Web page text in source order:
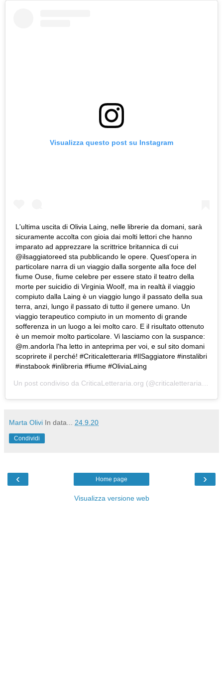
Visualizza questo post su Instagram
L'ultima uscita di Olivia Laing, nelle librerie da domani, sarà
sicuramente accolta con gioia dai molti lettori che hanno
imparato ad apprezzare la scrittrice britannica di cui
@ilsaggiatoreed sta pubblicando le opere. Quest'opera in
particolare narra di un viaggio dalla sorgente alla foce del
fiume Ouse, fiume celebre per essere stato il teatro della
morte per suicidio di Virginia Woolf, ma in realtà il viaggio
compiuto dalla Laing è un viaggio lungo il passato della sua
terra, anzi, lungo il passato di tutto il genere umano. Un
viaggio terapeutico compiuto in un momento di grande
sofferenza in un luogo a lei molto caro. E il risultato ottenuto
è un memoir molto particolare. Vi lasciamo con la suspance:
@m.andorla l'ha letto in anteprima per voi, e sul sito domani
scoprirete il perché! #Criticaletteraria #IlSaggiatore #instalibri
#instabook #inlibreria #fiume #OliviaLaing
Un post condiviso da CriticaLetteraria.org (@criticaletteraria) in data:
Marta Olivi In data... 24.9.20
Condividi
‹ ›
Home page
Visualizza versione web